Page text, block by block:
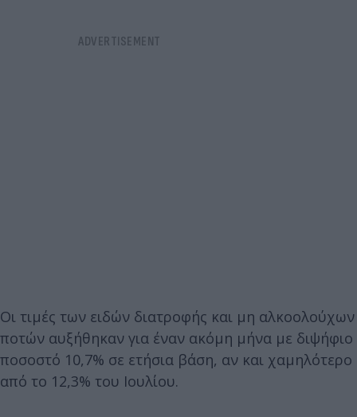
Οι τιμές των ειδών διατροφής και μη αλκοολούχων
ποτών αυξήθηκαν για έναν ακόμη μήνα με διψήφιο
ποσοστό 10,7% σε ετήσια βάση, αν και χαμηλότερο
από το 12,3% του Ιουλίου.